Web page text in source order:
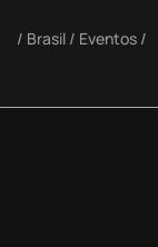
Brasil Eventos